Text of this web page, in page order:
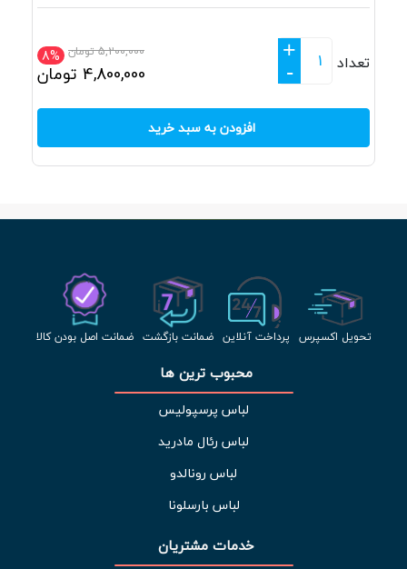
8% 5,200,000تومان
4,800,000 تومان تعداد
+
-
افزودن به سبد خرید
تحویل اکسپرس پرداخت آنلاین ضمانت بازگشت ضمانت اصل بودن کالا
محبوب ترین ها
لباس پرسپولیس
لباس رئال مادرید
لباس رونالدو
لباس بارسلونا
خدمات مشتریان